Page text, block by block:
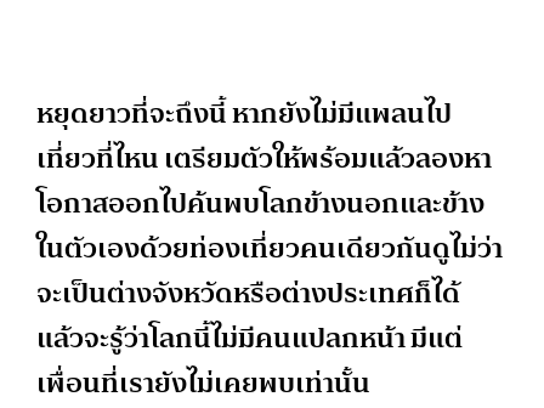
หยุดยาวที่จะถึงนี้ หากยังไม่มีแพลนไป
เที่ยวที่ไหน เตรียมตัวให้พร้อมแล้วลองหา
โอกาสออกไปค้นพบโลกข้างนอกและข้าง
ในตัวเองด้วยท่องเที่ยวคนเดียวกันดูไม่ว่า
จะเป็นต่างจังหวัดหรือต่างประเทศก็ได้
แล้วจะรู้ว่าโลกนี้ไม่มีคนแปลกหน้า มีแต่
เพื่อนที่เรายังไม่เคยพบเท่านั้น